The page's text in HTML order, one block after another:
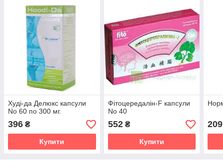
Худі-да Делюкс капсули
No 60 по 300 мг.
396 ₴
Купити
Фітоцередалін-F капсули
No 40
552₴
Купити
209